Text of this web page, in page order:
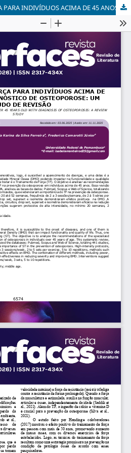
TREINAMENTO DE FORÇA PARA INDIVÍDUOS ACIMA DE 45 ANOS COM DIAGNÓSTICO DE OSTEOPOROSE: UM ESTUDO DE REVISÃO